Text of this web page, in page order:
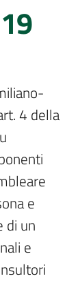
4 della
e
di un
e